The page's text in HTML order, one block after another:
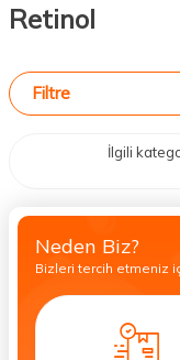
Retinol
Filtre
İlgili
Neden Biz?
Bizleri tercih etmeniz